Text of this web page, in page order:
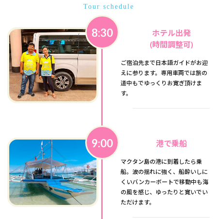
Tour schedule
8:30
ホテル出発
(時間調整可)
ご宿泊先まで日本語ガイドがお迎
えに参ります。専用車両では旅の
道中もでゆっくりお寛ぎ頂けま
す。
9:00 港で乗船
マクタン島の港に到着したら乗
船。波の揺れに強く、船酔いしに
くいバンカーボートで移動中も海
の風を感じ、ゆったりと寛いでい
ただけます。